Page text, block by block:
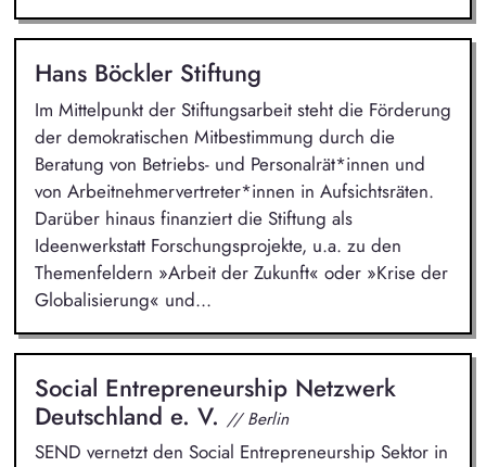
Hans Böckler Stiftung
Im Mittelpunkt der Stiftungsarbeit steht die Förderung
der demokratischen Mitbestimmung durch die
Beratung von Betriebs- und Personalrät*innen und
von Arbeitnehmervertreter*innen in Aufsichtsräten.
Darüber hinaus finanziert die Stiftung als
Ideenwerkstatt Forschungsprojekte, u.a. zu den
Themenfeldern »Arbeit der Zukunft« oder »Krise der
Globalisierung« und...
Social Entrepreneurship Netzwerk
Deutschland e. V. // Berlin
SEND vernetzt den Social Entrepreneurship Sektor in